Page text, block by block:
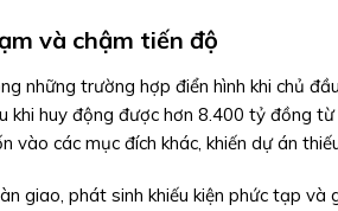
và chậm tiến độ
những trường hợp điển hình khi chủ
khi huy động được hơn 8.400 tỷ đồng
vào các mục đích khác, khiến dự án
giao, phát sinh khiếu kiện phức tạp